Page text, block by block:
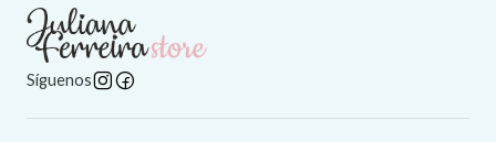
Síguenos